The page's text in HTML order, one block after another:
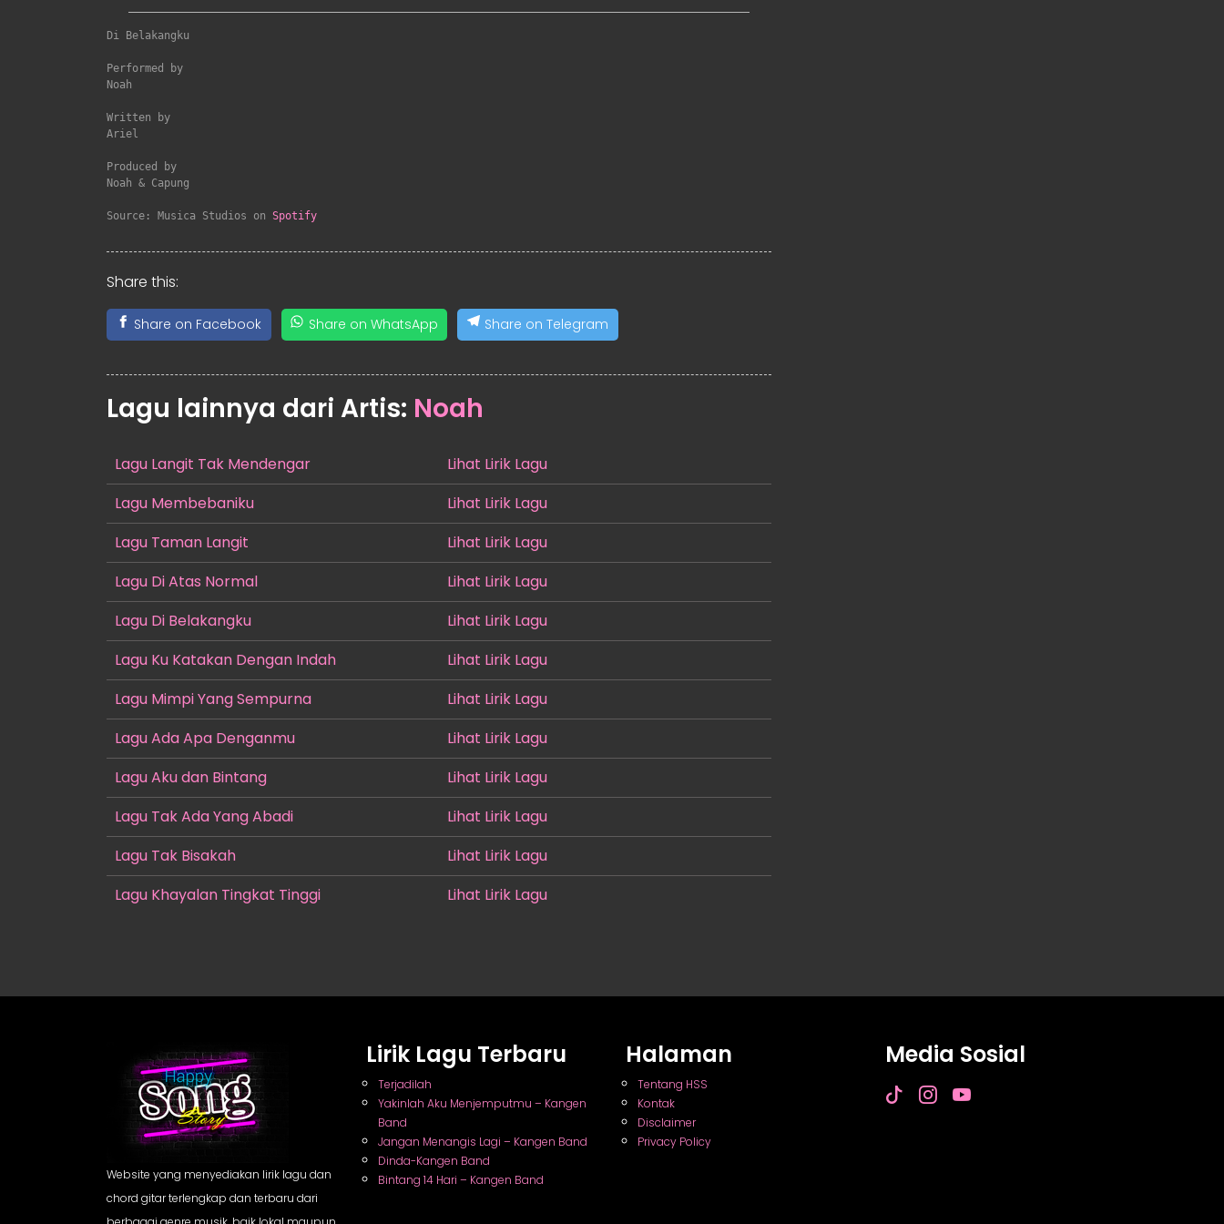
Di Belakangku
Performed by
Noah
Written by
Ariel
Produced by
Noah & Capung
Source: Musica Studios on Spotify
Share this:
Share on Facebook Share on WhatsApp Share on Telegram
Lagu lainnya dari Artis: Noah
Lagu Langit Tak Mendengar
Lihat Lirik Lagu
Lagu Membebaniku
Lihat Lirik Lagu
Lagu Taman Langit
Lihat Lirik Lagu
Lagu Di Atas Normal
Lihat Lirik Lagu
Lagu Di Belakangku
Lihat Lirik Lagu
Lagu Ku Katakan Dengan Indah
Lihat Lirik Lagu
Lagu Mimpi Yang Sempurna
Lihat Lirik Lagu
Lagu Ada Apa Denganmu
Lihat Lirik Lagu
Lagu Aku dan Bintang
Lihat Lirik Lagu
Lagu Tak Ada Yang Abadi
Lihat Lirik Lagu
Lagu Tak Bisakah
Lihat Lirik Lagu
Lagu Khayalan Tingkat Tinggi
Lihat Lirik Lagu
Website yang menyediakan lirik lagu dan
chord gitar terlengkap dan terbaru dari
Lirik Lagu Terbaru
Terjadilah
Yakinlah Aku Menjemputmu – Kangen
Band
Jangan Menangis Lagi – Kangen Band
Dinda-Kangen Band
Bintang 14 Hari – Kangen Band
Halaman
Tentang HSS
Kontak
Disclaimer
Privacy Policy
Media Sosial